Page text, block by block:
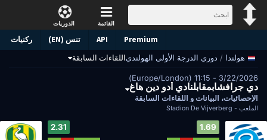
الدوريات القائمة
ركنيات تنس (EN) API Premium
هولندا / دوري الدرجة الأولى الهولندياللقاءات السابقة
3/22/2026 - 11:15 (Europe/London)
دي جرافشابمقابلنادي أدو دين هاغ
الإحصائيات، البيانات و اللقاءات السابقة
الملعب - Stadion De Vijverberg
1.69
2.31